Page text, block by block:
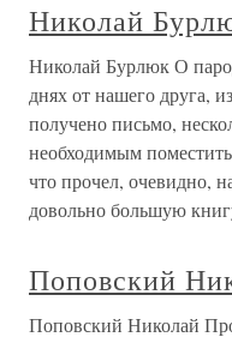
Николай
Николай Бурлюк О
днях от нашего друга,
получено письмо,
необходимым
что прочел, очевидно,
довольно большую
Поповский
Поповский Николай